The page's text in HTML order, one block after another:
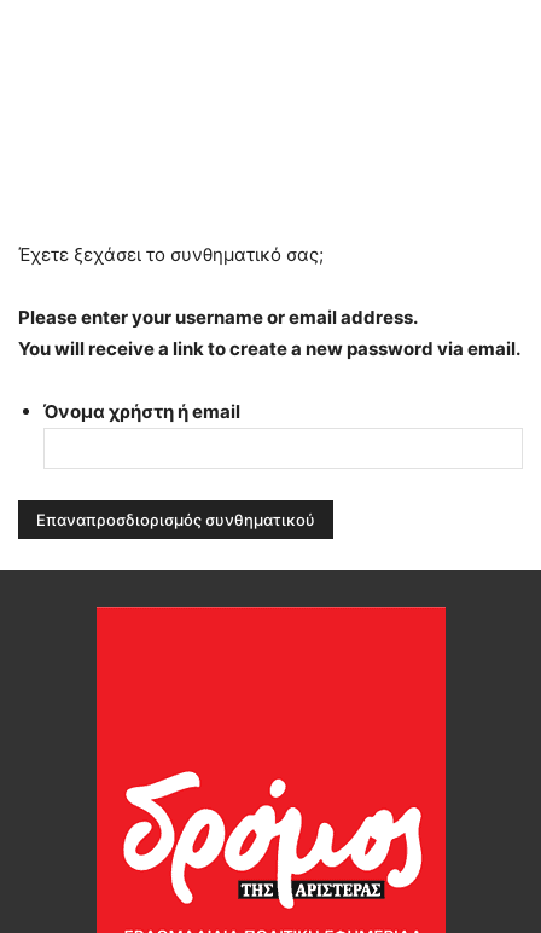
Έχετε ξεχάσει το συνθηματικό σας;
Please enter your username or email address.
You will receive a link to create a new password via email.
Όνομα χρήστη ή email